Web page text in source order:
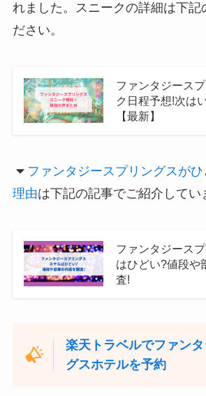
れました。スニークの詳細は下記
ださい。
ファンタジース
ク日程予想!次は
【最新】
ファンタジースプリングスが
理由は下記の記事でご紹介してい
ファンタジース
はひどい?値段や
査!
楽天トラベルでファン
グスホテルを予約